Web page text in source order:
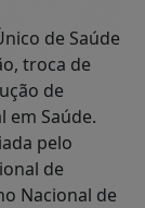
de Saúde
troca de
de
em Saúde.
pelo
de
Nacional de